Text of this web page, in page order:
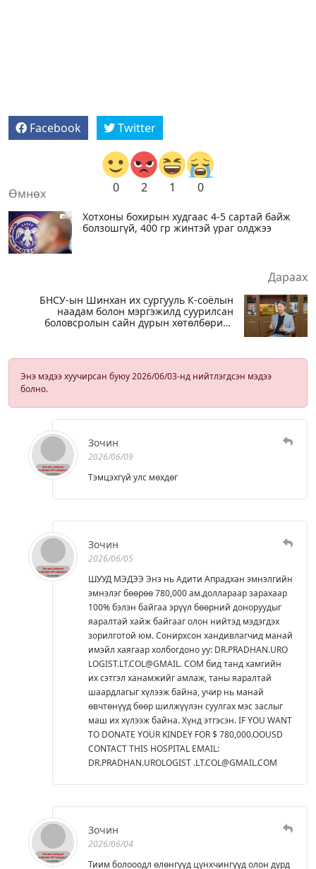
Facebook Twitter
0 2 1 0
Өмнөх
Хотхоны бохирын худгаас 4-5 сартай байж
болзошгүй, 400 гр жинтэй ураг олджээ
Дараах
БНСУ-ын Шинхан их сургууль К-соёлын
наадам болон мэргэжилд суурилсан
боловсролын сайн дурын хөтөлбөрийг
Энэ мэдээ хуучирсан буюу 2026/06/03-нд нийтлэгдсэн мэдээ
болно.
Зочин
2026/06/09
Тэмцэхгүй улс мөхдөг
Зочин
2026/06/05
ШУУД МЭДЭЭ Энэ нь Адити Апрадхан эмнэлгийн
эмнэлэг бөөрөө 780,000 ам.доллараар зарахаар
100% бэлэн байгаа эрүүл бөөрний доноруудыг
яаралтай хайж байгааг олон нийтэд мэдэгдэх
зорилготой юм. Сонирхсон хандивлагчид манай
имэйл хаягаар холбогдоно уу: DR.PRADHAN.URO
LOGIST.LT.COL@GMAIL. COM бид танд хамгийн
их сэтгэл ханамжийг амлаж, таны яаралтай
шаардлагыг хүлээж байна, учир нь манай
өвчтөнүүд бөөр шилжүүлэн суулгах мэс заслыг
маш их хүлээж байна. Хүнд этгэсэн. IF YOU WANT
TO DONATE YOUR KINDEY FOR $ 780,000.OOUSD
CONTACT THIS HOSPITAL EMAIL:
DR.PRADHAN.UROLOGIST .LT.COL@GMAIL.COM
Зочин
2026/06/04
Тиим болооодл өлөнгүүд цүнхчингүүд олон дүрд